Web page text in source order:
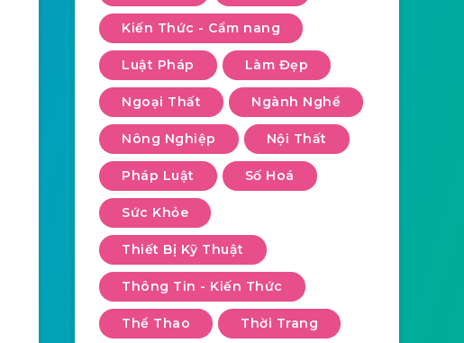
Kiến Thức - Cẩm nang
Luật Pháp Làm Đẹp
Ngoại Thất Ngành Nghề
Nông Nghiệp Nội Thất
Pháp Luật Số Hoá
Sức Khỏe
Thiết Bị Kỹ Thuật
Thông Tin - Kiến Thức
Thể Thao Thời Trang